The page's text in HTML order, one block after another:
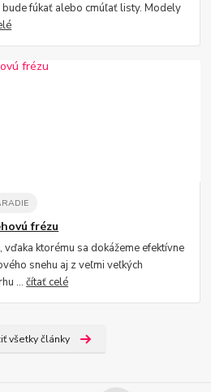
fúkať alebo cmúľať listy. Modely
frézu
ktorému sa dokážeme efektívne
snehu aj z veľmi veľkých
...čítať celé
všetky články